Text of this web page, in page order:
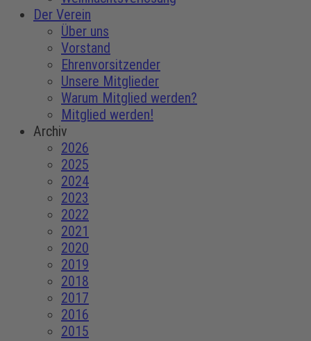
Der Verein
Über uns
Vorstand
Ehrenvorsitzender
Unsere Mitglieder
Warum Mitglied werden?
Mitglied werden!
Archiv
2026
2025
2024
2023
2022
2021
2020
2019
2018
2017
2016
2015